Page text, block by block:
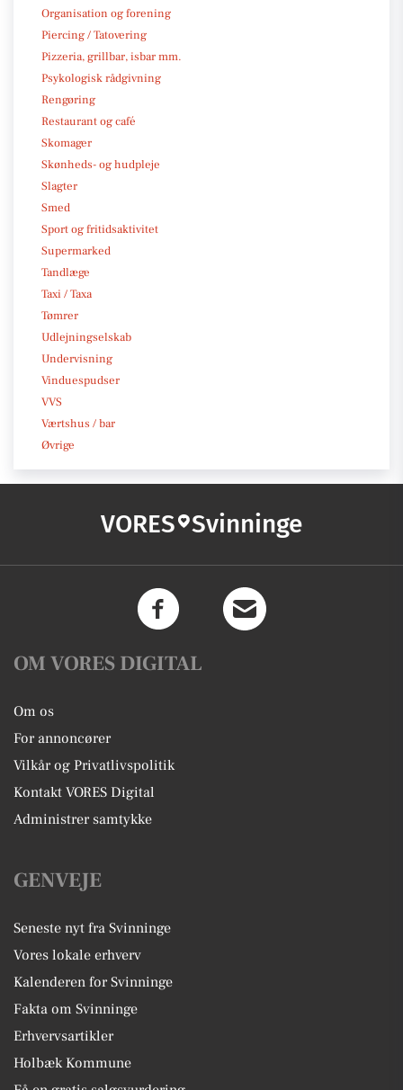
Organisation og forening
Piercing / Tatovering
Pizzeria, grillbar, isbar mm.
Psykologisk rådgivning
Rengøring
Restaurant og café
Skomager
Skønheds- og hudpleje
Slagter
Smed
Sport og fritidsaktivitet
Supermarked
Tandlæge
Taxi / Taxa
Tømrer
Udlejningselskab
Undervisning
Vinduespudser
VVS
Værtshus / bar
Øvrige
VORES Svinninge
OM VORES DIGITAL
Om os
For annoncører
Vilkår og Privatlivspolitik
Kontakt VORES Digital
Administrer samtykke
GENVEJE
Seneste nyt fra Svinninge
Vores lokale erhverv
Kalenderen for Svinninge
Fakta om Svinninge
Erhvervsartikler
Holbæk Kommune